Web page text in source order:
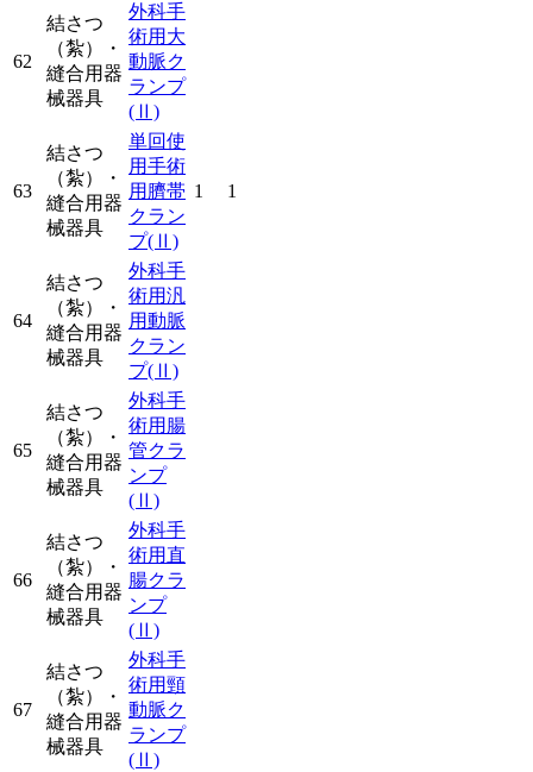
62
結さつ
（紮）・
縫合用器
械器具
外科手
術用大
動脈ク
ランプ
(Ⅱ)
63
結さつ
（紮）・
縫合用器
械器具
単回使
用手術
用臍帯
クラン
プ(Ⅱ)
1 1
64
結さつ
（紮）・
縫合用器
械器具
外科手
術用汎
用動脈
クラン
プ(Ⅱ)
65
結さつ
（紮）・
縫合用器
械器具
外科手
術用腸
管クラ
ンプ
(Ⅱ)
66
結さつ
（紮）・
縫合用器
械器具
外科手
術用直
腸クラ
ンプ
(Ⅱ)
67
結さつ
（紮）・
縫合用器
械器具
外科手
術用頸
動脈ク
ランプ
(Ⅱ)